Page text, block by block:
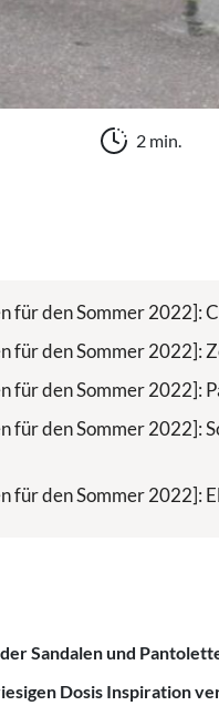
2 min.
für den Sommer 2022]:
für den Sommer 2022]:
für den Sommer 2022]:
für den Sommer 2022]:
für den Sommer 2022]:
Sandalen und
Dosis Inspiration